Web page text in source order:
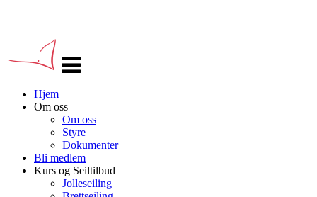
navigasjon
Hjem
Om oss
Om oss
Styre
Dokumenter
Bli medlem
Kurs og Seiltilbud
Jolleseiling